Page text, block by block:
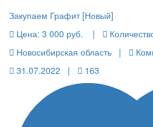
Закупаем Графит [Новый]
Цена: 3 000 руб. |
Новосибирская область |
31.07.2022 |
163